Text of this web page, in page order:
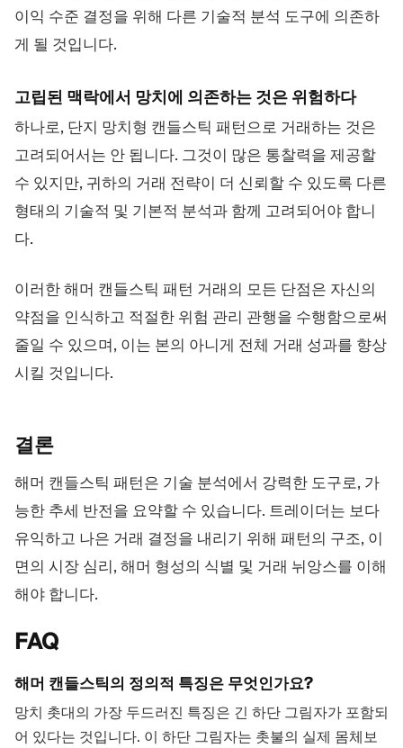
이익 수준 결정을 위해 다른 기술적 분석 도구에 의존하
게 될 것입니다.
고립된 맥락에서 망치에 의존하는 것은 위험하다
하나로, 단지 망치형 캔들스틱 패턴으로 거래하는 것은
고려되어서는 안 됩니다. 그것이 많은 통찰력을 제공할
수 있지만, 귀하의 거래 전략이 더 신뢰할 수 있도록 다른
형태의 기술적 및 기본적 분석과 함께 고려되어야 합니
다.
이러한 해머 캔들스틱 패턴 거래의 모든 단점은 자신의
약점을 인식하고 적절한 위험 관리 관행을 수행함으로써
줄일 수 있으며, 이는 본의 아니게 전체 거래 성과를 향상
시킬 것입니다.
결론
해머 캔들스틱 패턴은 기술 분석에서 강력한 도구로, 가
능한 추세 반전을 요약할 수 있습니다. 트레이더는 보다
유익하고 나은 거래 결정을 내리기 위해 패턴의 구조, 이
면의 시장 심리, 해머 형성의 식별 및 거래 뉘앙스를 이해
해야 합니다.
FAQ
해머 캔들스틱의 정의적 특징은 무엇인가요?
망치 촛대의 가장 두드러진 특징은 긴 하단 그림자가 포함되
어 있다는 것입니다. 이 하단 그림자는 촛불의 실제 몸체보